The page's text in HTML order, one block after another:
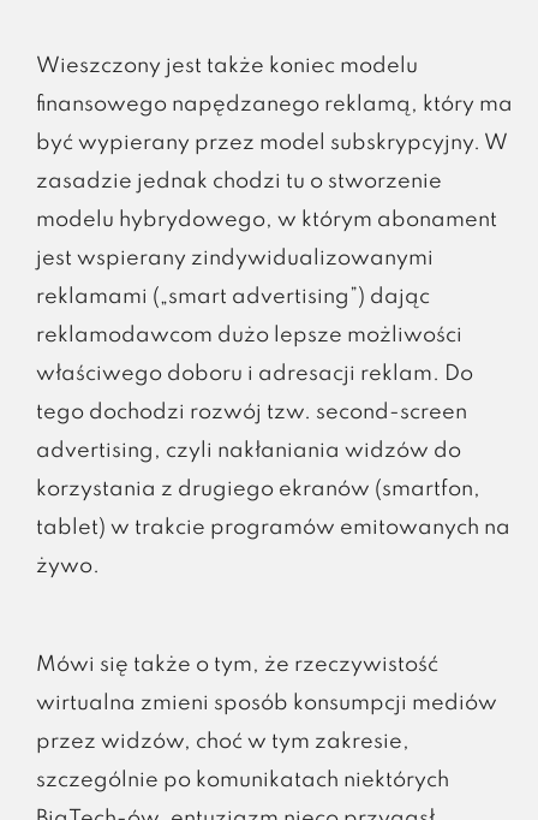
Wieszczony jest także koniec modelu
finansowego napędzanego reklamą, który ma
być wypierany przez model subskrypcyjny. W
zasadzie jednak chodzi tu o stworzenie
modelu hybrydowego, w którym abonament
jest wspierany zindywidualizowanymi
reklamami („smart advertising”) dając
reklamodawcom dużo lepsze możliwości
właściwego doboru i adresacji reklam. Do
tego dochodzi rozwój tzw. second-screen
advertising, czyli nakłaniania widzów do
korzystania z drugiego ekranów (smartfon,
tablet) w trakcie programów emitowanych na
żywo.
Mówi się także o tym, że rzeczywistość
wirtualna zmieni sposób konsumpcji mediów
przez widzów, choć w tym zakresie,
szczególnie po komunikatach niektórych